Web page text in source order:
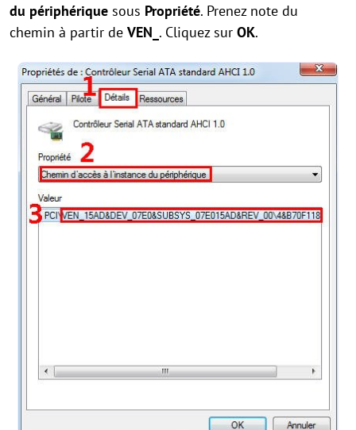
du périphérique sous Propriété. Prenez note du
chemin à partir de VEN_ . Cliquez sur OK.